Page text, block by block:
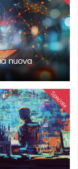
nuova
Speciale